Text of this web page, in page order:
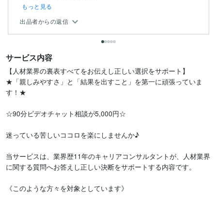
もっと見る
出品者からの返信
サービス内容
【人材業界の裏表すべてをお伝えし正しい選択をサポート】
★「親しみやすさ」と「結果を出すこと」を第一に頑張っていま
す！★
☆90分ビデオチャット相談が5,000円☆
迷っている苦しいココロを楽にしませんか♪
当サービスは、業界歴11年のキャリアコンサルタントが、人材業界
に関する質問へお答えし正しい決断をサポートする内容です。
《このような方々を対象としています》